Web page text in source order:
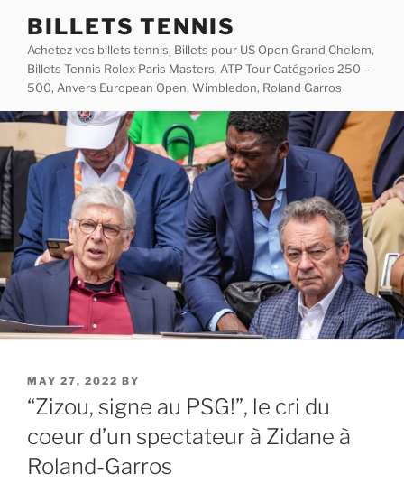
content
BILLETS TENNIS
Achetez vos billets tennis, Billets pour US Open Grand Chelem,
Billets Tennis Rolex Paris Masters, ATP Tour Catégories 250 –
500, Anvers European Open, Wimbledon, Roland Garros
POSTED
ON
MAY 27, 2022 BY
“Zizou, signe au PSG!”, le cri du
coeur d’un spectateur à Zidane à
Roland-Garros